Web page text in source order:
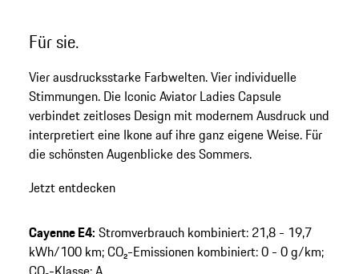
Für sie.
Vier ausdrucksstarke Farbwelten. Vier individuelle
Stimmungen. Die Iconic Aviator Ladies Capsule
verbindet zeitloses Design mit modernem Ausdruck und
interpretiert eine Ikone auf ihre ganz eigene Weise. Für
die schönsten Augenblicke des Sommers.
Jetzt entdecken
Cayenne E4: Stromverbrauch kombiniert: 21,8 - 19,7
kWh/100 km; CO₂-Emissionen kombiniert: 0 - 0 g/km;